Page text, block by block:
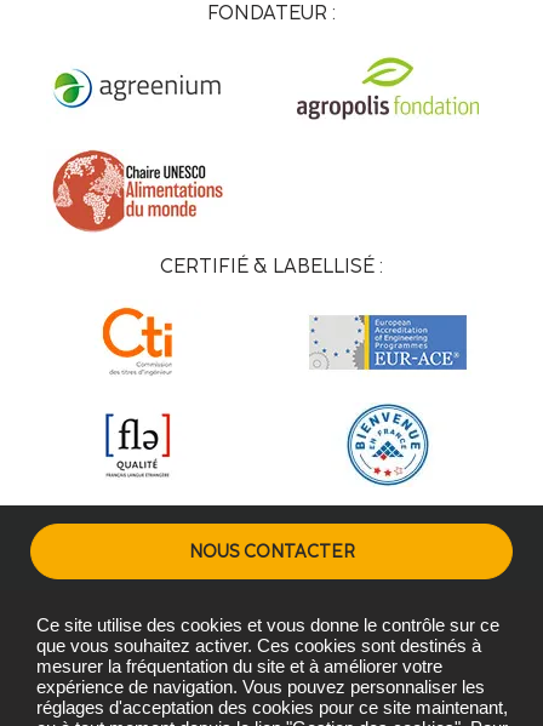
FONDATEUR :
CERTIFIÉ & LABELLISÉ :
NOUS CONTACTER
Plans d'accès Mentions légales Gestion des cookies
Copyright © L'Institut Agro Montpellier 2026
Ce site utilise des cookies et vous donne le contrôle sur ce
que vous souhaitez activer. Ces cookies sont destinés à
mesurer la fréquentation du site et à améliorer votre
expérience de navigation. Vous pouvez personnaliser les
réglages d'acceptation des cookies pour ce site maintenant,